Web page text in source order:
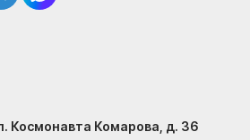
Космонавта Комарова, д. 36